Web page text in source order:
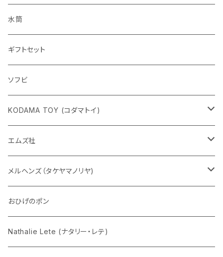
水筒
ギフトセット
ソフビ
KODAMA TOY (コダマトイ)
チャーミーちゃん
五型動物
Eddie パンダ
エムズ社
デコちゃん
クマちゃん
メルヘンズ（タケヤマノリヤ)
ケロペチーノ
おひげのポン
Nathalie Lete (ナタリー・レテ)